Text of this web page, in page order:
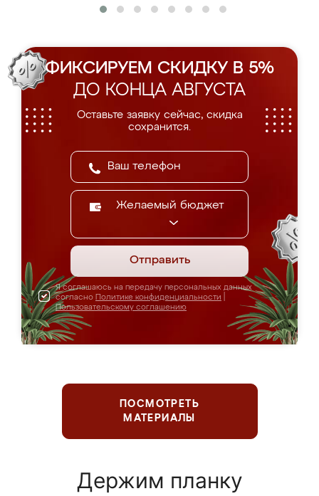
ФИКСИРУЕМ СКИДКУ В 5%
ДО КОНЦА АВГУСТА
Оставьте заявку сейчас, скидка
сохранится.
Желаемый бюджет
Отправить
Я соглашаюсь на передачу персональных данных
согласно Политике конфиденциальности
Пользовательскому соглашению
ПОСМОТРЕТЬ
МАТЕРИАЛЫ
Держим планку